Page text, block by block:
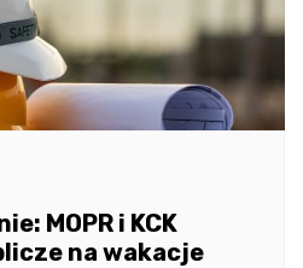
MOPR i KCK
na wakacje